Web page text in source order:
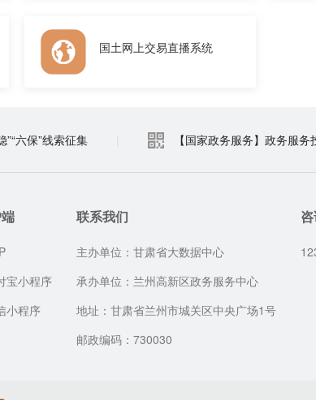
国土网上交易直播系统
”“六保”线索征集 【国家政务服务】政务服务
宝小程序
小程序
联系我们
主办单位：甘肃省大数据中心
承办单位：兰州高新区政务服务中心
地址：甘肃省兰州市城关区中央广场1号
邮政编码：730030